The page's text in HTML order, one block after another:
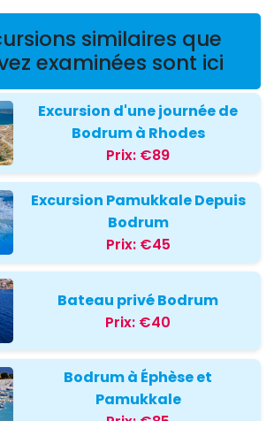
similaires que
examinées sont ici
Excursion d'une journée de
Bodrum à Rhodes
Prix: €89
Excursion Pamukkale Depuis
Bodrum
Prix: €45
Bateau privé Bodrum
Prix: €40
Bodrum à Éphèse et
Pamukkale